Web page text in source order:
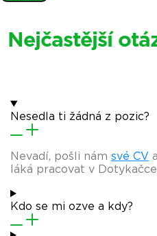
Nejčastější
Nesedla ti žádná z pozic?
Nevadí, pošli nám své CV
láká pracovat v
Kdo se mi ozve a kdy?